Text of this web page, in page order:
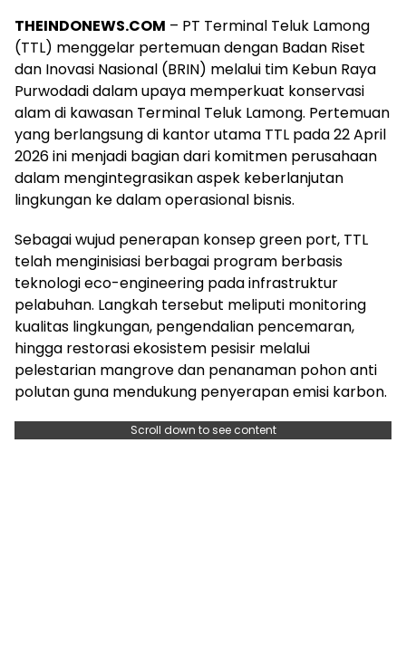
THEINDONEWS.COM – PT Terminal Teluk Lamong
(TTL) menggelar pertemuan dengan Badan Riset
dan Inovasi Nasional (BRIN) melalui tim Kebun Raya
Purwodadi dalam upaya memperkuat konservasi
alam di kawasan Terminal Teluk Lamong. Pertemuan
yang berlangsung di kantor utama TTL pada 22 April
2026 ini menjadi bagian dari komitmen perusahaan
dalam mengintegrasikan aspek keberlanjutan
lingkungan ke dalam operasional bisnis.
Sebagai wujud penerapan konsep green port, TTL
telah menginisiasi berbagai program berbasis
teknologi eco-engineering pada infrastruktur
pelabuhan. Langkah tersebut meliputi monitoring
kualitas lingkungan, pengendalian pencemaran,
hingga restorasi ekosistem pesisir melalui
pelestarian mangrove dan penanaman pohon anti
polutan guna mendukung penyerapan emisi karbon.
Scroll down to see content